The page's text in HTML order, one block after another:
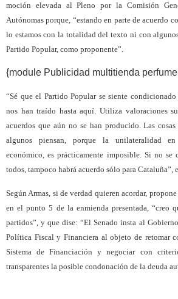
moción elevada al Pleno por la Comisión
Autónomas porque, “estando en parte de acuerdo
lo estamos con la totalidad del texto ni con
Partido Popular, como proponente”.
{module Publicidad multitienda
“Sé que el Partido Popular se siente
nos han traído hasta aquí. Utiliza valoraciones
acuerdos que aún no se han producido. Las
algunos piensan, porque la unilateralidad en
económico, es prácticamente imposible. Si no se
todos, tampoco habrá acuerdo sólo para Cataluña”,
Según Armas, si de verdad quieren acordar,
en el punto 5 de la enmienda presentada, “creo
partidos”, y que dise: “El Senado insta al
Política Fiscal y Financiera al objeto de retomar
Sistema de Financiación y negociar con
transparentes la posible condonación de la deuda